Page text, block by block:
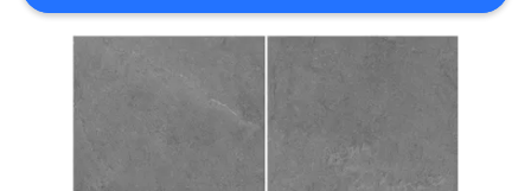
SITEMAP
PRIVACYBELEID